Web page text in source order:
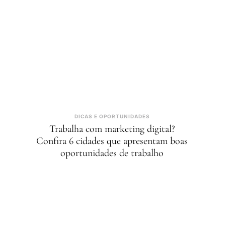
DICAS E OPORTUNIDADES
Trabalha com marketing digital?
Confira 6 cidades que apresentam boas
oportunidades de trabalho